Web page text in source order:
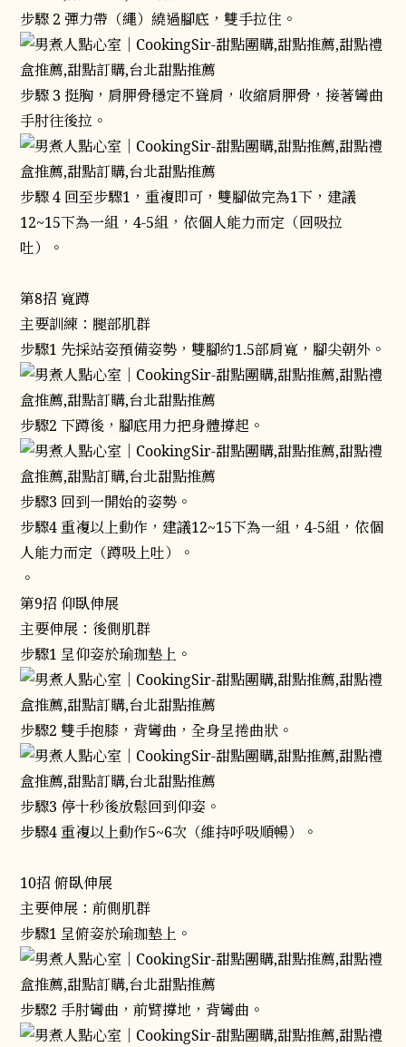
步驟 2 彈力帶（繩）繞過腳底，雙手拉住。
步驟 3 挺胸，肩胛骨穩定不聳肩，收縮肩胛骨，接著彎曲
手肘往後拉。
步驟 4 回至步驟1，重複即可，雙腳做完為1下，建議
12~15下為一組，4-5組，依個人能力而定（回吸拉
吐）。
第8招 寬蹲
主要訓練：腿部肌群
步驟1 先採站姿預備姿勢，雙腳約1.5部肩寬，腳尖朝外。
步驟2 下蹲後，腳底用力把身體撐起。
步驟3 回到一開始的姿勢。
步驟4 重複以上動作，建議12~15下為一組，4-5組，依個
人能力而定（蹲吸上吐）。
。
第9招 仰臥伸展
主要伸展：後側肌群
步驟1 呈仰姿於瑜珈墊上。
步驟2 雙手抱膝，背彎曲，全身呈捲曲狀。
步驟3 停十秒後放鬆回到仰姿。
步驟4 重複以上動作5~6次（維持呼吸順暢）。
10招 俯臥伸展
主要伸展：前側肌群
步驟1 呈俯姿於瑜珈墊上。
步驟2 手肘彎曲，前臂撐地，背彎曲。